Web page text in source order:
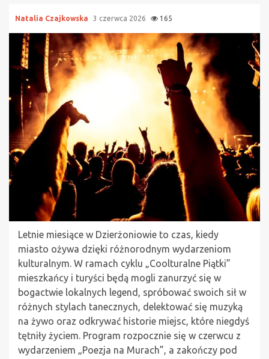
Natalia Czajkowska 3 czerwca 2026 165
Letnie miesiące w Dzierżoniowie to czas, kiedy
miasto ożywa dzięki różnorodnym wydarzeniom
kulturalnym. W ramach cyklu „Coolturalne Piątki”
mieszkańcy i turyści będą mogli zanurzyć się w
bogactwie lokalnych legend, spróbować swoich sił w
różnych stylach tanecznych, delektować się muzyką
na żywo oraz odkrywać historie miejsc, które niegdyś
tętniły życiem. Program rozpocznie się w czerwcu z
wydarzeniem „Poezja na Murach”, a zakończy pod